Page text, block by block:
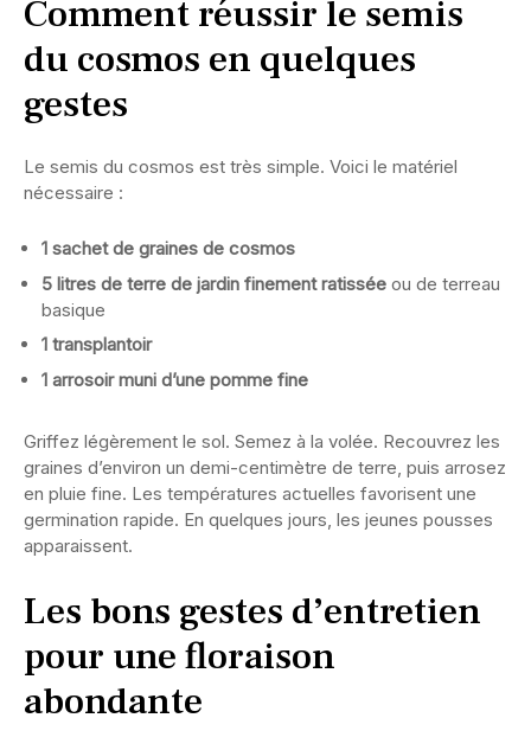
Comment réussir le semis
du cosmos en quelques
gestes
Le semis du cosmos est très simple. Voici le matériel
nécessaire :
1 sachet de graines de cosmos
5 litres de terre de jardin finement ratissée ou de terreau
basique
1 transplantoir
1 arrosoir muni d’une pomme fine
Griffez légèrement le sol. Semez à la volée. Recouvrez les
graines d’environ un demi-centimètre de terre, puis arrosez
en pluie fine. Les températures actuelles favorisent une
germination rapide. En quelques jours, les jeunes pousses
apparaissent.
Les bons gestes d’entretien
pour une floraison
abondante